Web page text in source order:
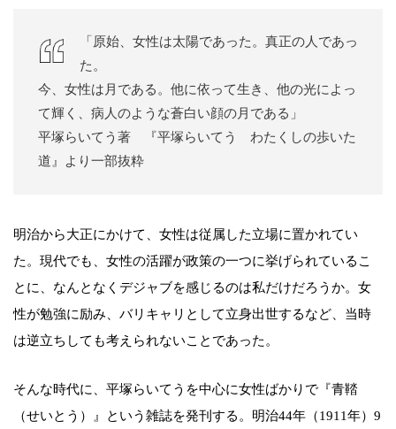
「原始、女性は太陽であった。真正の人であっ
た。
今、女性は月である。他に依って生き、他の光によっ
て輝く、病人のような蒼白い顔の月である」
平塚らいてう著 『平塚らいてう わたくしの歩いた
道』より一部抜粋
明治から大正にかけて、女性は従属した立場に置かれてい
た。現代でも、女性の活躍が政策の一つに挙げられているこ
とに、なんとなくデジャブを感じるのは私だけだろうか。女
性が勉強に励み、バリキャリとして立身出世するなど、当時
は逆立ちしても考えられないことであった。
そんな時代に、平塚らいてうを中心に女性ばかりで『青鞜
（せいとう）』という雑誌を発刊する。明治44年（1911年）9